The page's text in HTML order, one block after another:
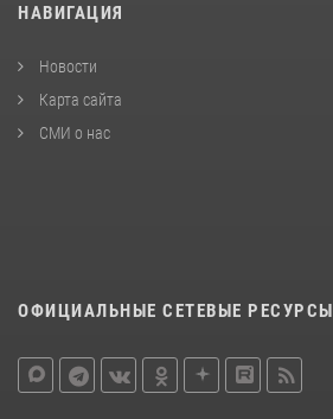
НАВИГАЦИЯ
Новости
Карта сайта
СМИ о нас
ОФИЦИАЛЬНЫЕ СЕТЕВЫЕ РЕСУРСЫ